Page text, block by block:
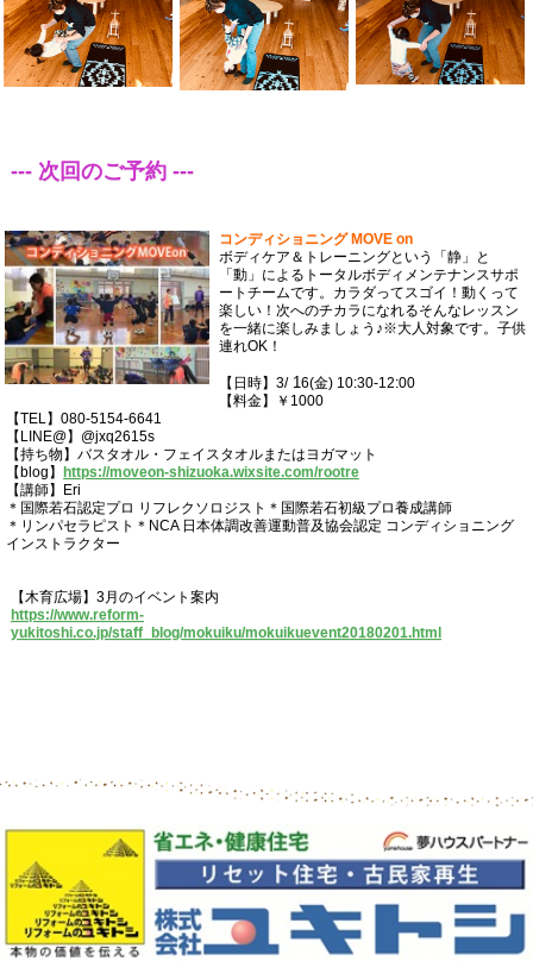
--- 次回のご予約 ---
コンディショニング MOVE on
ボディケア＆トレーニングという「静」と
「動」によるトータルボディメンテナンスサポ
ートチームです。カラダってスゴイ！動くって
楽しい！次へのチカラになれるそんなレッスン
を一緒に楽しみましょう♪※大人対象です。子供
連れOK！
【日時】3/16(金) 10:30-12:00
【料金】￥1000
【TEL】080-5154-6641
【LINE@】@jxq2615s
【持ち物】バスタオル・フェイスタオルまたはヨガマット
【blog】
https://moveon-shizuoka.wixsite.com/rootre
【講師】Eri
＊国際若石認定プロ リフレクソロジスト＊国際若石初級プロ養成講師
＊リンパセラピスト＊NCA 日本体調改善運動普及協会認定 コンディショニング
インストラクター
【木育広場】3月のイベント案内
https://www.reform-
yukitoshi.co.jp/staff_blog/mokuiku/mokuikuevent20180201.html